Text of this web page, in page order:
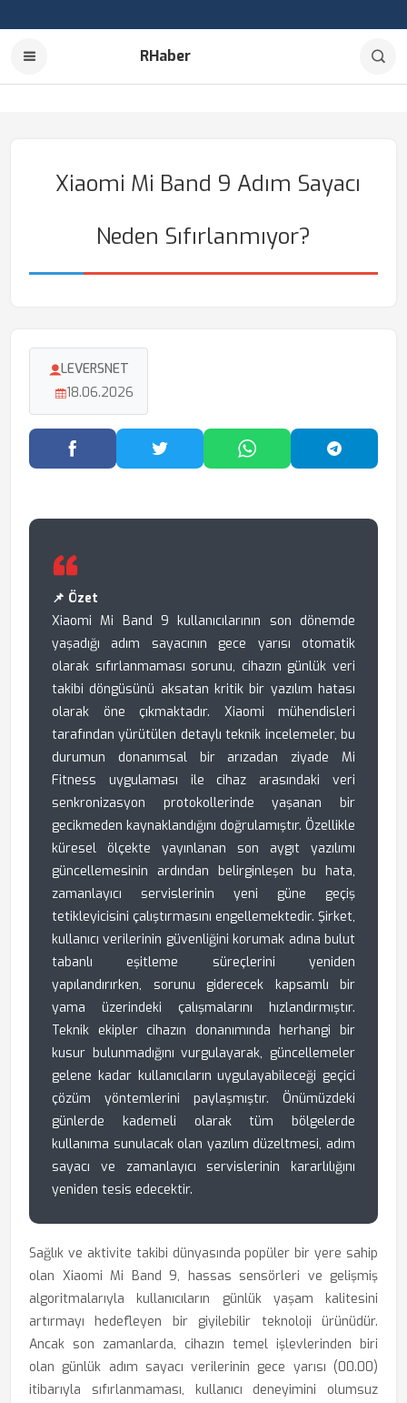
RHaber
Xiaomi Mi Band 9 Adım Sayacı
Neden Sıfırlanmıyor?
LEVERSNET
18.06.2026
Facebook'ta PaylaşTwitter'da PaylaşWhatsApp'ta Paylaş
📌 Özet
Xiaomi Mi Band 9 kullanıcılarının son dönemde
yaşadığı adım sayacının gece yarısı otomatik
olarak sıfırlanmaması sorunu, cihazın günlük veri
takibi döngüsünü aksatan kritik bir yazılım hatası
olarak öne çıkmaktadır. Xiaomi mühendisleri
tarafından yürütülen detaylı teknik incelemeler, bu
durumun donanımsal bir arızadan ziyade Mi
Fitness uygulaması ile cihaz arasındaki veri
senkronizasyon protokollerinde yaşanan bir
gecikmeden kaynaklandığını doğrulamıştır. Özellikle
küresel ölçekte yayınlanan son aygıt yazılımı
güncellemesinin ardından belirginleşen bu hata,
zamanlayıcı servislerinin yeni güne geçiş
tetikleyicisini çalıştırmasını engellemektedir. Şirket,
kullanıcı verilerinin güvenliğini korumak adına bulut
tabanlı eşitleme süreçlerini yeniden
yapılandırırken, sorunu giderecek kapsamlı bir
yama üzerindeki çalışmalarını hızlandırmıştır.
Teknik ekipler cihazın donanımında herhangi bir
kusur bulunmadığını vurgulayarak, güncellemeler
gelene kadar kullanıcıların uygulayabileceği geçici
çözüm yöntemlerini paylaşmıştır. Önümüzdeki
günlerde kademeli olarak tüm bölgelerde
kullanıma sunulacak olan yazılım düzeltmesi, adım
sayacı ve zamanlayıcı servislerinin kararlılığını
yeniden tesis edecektir.
Sağlık ve aktivite takibi dünyasında popüler bir yere sahip
olan Xiaomi Mi Band 9, hassas sensörleri ve gelişmiş
algoritmalarıyla kullanıcıların günlük yaşam kalitesini
artırmayı hedefleyen bir giyilebilir teknoloji ürünüdür.
Ancak son zamanlarda, cihazın temel işlevlerinden biri
olan günlük adım sayacı verilerinin gece yarısı (00.00)
itibarıyla sıfırlanmaması, kullanıcı deneyimini olumsuz